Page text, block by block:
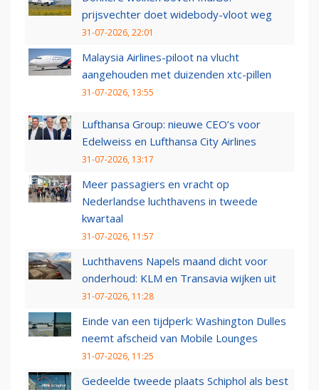
prijsvechter doet widebody-vloot weg
31-07-2026, 22:01
Malaysia Airlines-piloot na vlucht
aangehouden met duizenden xtc-pillen
31-07-2026, 13:55
Lufthansa Group: nieuwe CEO’s voor
Edelweiss en Lufthansa City Airlines
31-07-2026, 13:17
Meer passagiers en vracht op
Nederlandse luchthavens in tweede
kwartaal
31-07-2026, 11:57
Luchthavens Napels maand dicht voor
onderhoud: KLM en Transavia wijken uit
31-07-2026, 11:28
Einde van een tijdperk: Washington Dulles
neemt afscheid van Mobile Lounges
31-07-2026, 11:25
Gedeelde tweede plaats Schiphol als best